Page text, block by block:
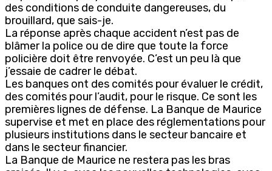
des conditions de conduite dangereuses, du
brouillard, que sais-je.
La réponse après chaque accident n’est pas de
blâmer la police ou de dire que toute la force
policière doit être renvoyée. C’est un peu là que
j’essaie de cadrer le débat.
Les banques ont des comités pour évaluer le crédit,
des comités pour l’audit, pour le risque. Ce sont les
premières lignes de défense. La Banque de Maurice
supervise et met en place des réglementations pour
plusieurs institutions dans le secteur bancaire et
dans le secteur financier.
La Banque de Maurice ne restera pas les bras